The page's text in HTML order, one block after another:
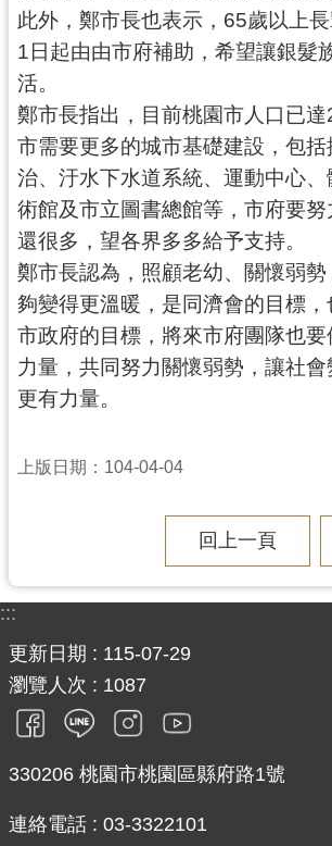
回
首
頁
網
站
導
覽
市
政
信
箱
常
見
問
桃
府
入
網
隱
私
權
策
此外，鄭市長也表示，65歲以上
1日起由由市府補助，希望讓銀髮
活。
鄭市長指出，目前桃園市人口已
市需要更多的城市基礎建設，包
治、汙水下水道系統、運動中心
術館及市立圖書總館等，市府要
還很多，望各界多多給予支持。
鄭市長認為，照顧老幼、關懷弱
夠變得更溫暖，是同濟會的目標，
市政府的目標，將來市府團隊也
力量，共同努力關懷弱勢，讓社會
更有力量。
上版日期：104-04-04
回上一頁
:::
更新日期
115-07-29
瀏覽人次
1087
330206 桃園市桃園區縣府路1號
連絡電話 : 03-3322101